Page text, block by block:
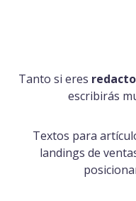
Tanto si eres
escribirás
Textos para
landings de